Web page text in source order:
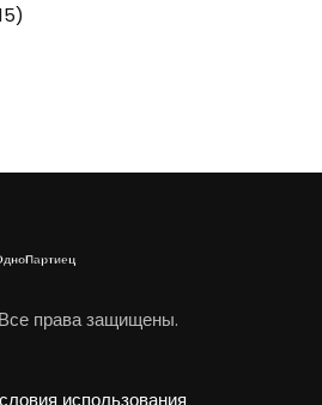
права защищены.
использования